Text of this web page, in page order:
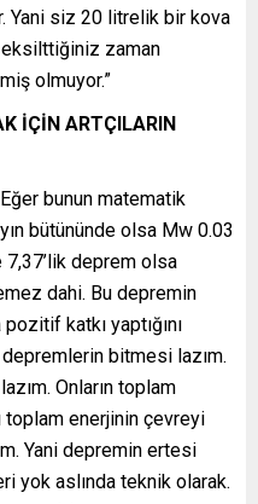
Yani siz 20 litrelik bir kova
eksilttiğiniz zaman
olmuyor.”
İÇİN ARTÇILARIN
bunun matematik
bütününde olsa Mw 0.03
7,37’lik deprem olsa
dahi. Bu depremin
katkı yaptığını
bitmesi lazım.
Onların toplam
toplam enerjinin çevreyi
Yani depremin ertesi
yok aslında teknik olarak.